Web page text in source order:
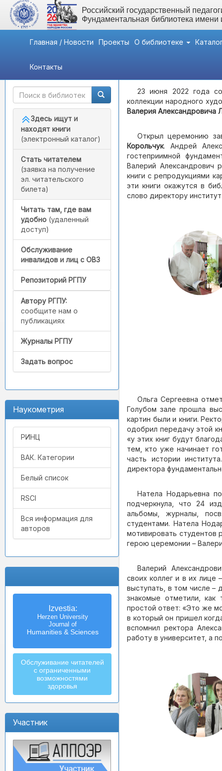
Российский государственный
Фундаментальная библиотека
Главная / Новости Проекты О библиотеке
Контакты
Быстрый доступ
Здесь ищут и
находят книги
(электронный каталог)
Стать читателем
(заявка на получение
эл. читательского
билета)
Читать там, где вам
удобно (удаленный
доступ)
Обслуживание
инвалидов и лиц с ОВЗ
Репозиторий РГПУ
Автору РГПУ:
сообщите нам о
публикациях
Журналы РГПУ
Задать вопрос
Наукометрия
РИНЦ
ВАК. Категории
Белый список
RSCI
Вся информация для
авторов
Izvestia:
Herzen University
Journal of
Humanities & Sciences
Обслуживание читателей
с ограниченными
возможностями
здоровья
Участник
23 июня 2022 года
коллекции народного
Валерия Александровича
Открыл церемонию
Корольчук. Андрей
гостеприимной
Валерий Александрович
книги с репродукциями
эти книги окажутся в
слово директору
Ольга Сергеевна
Голубом зале прошла
картин были и книги.
одобрил передачу этой
«у этих книг будут
тем, кто уже начинает
часть истории
директора
Натела Нодарьевна
подчеркнула, что 24
альбомы, журналы,
студентами. Натела
мотивировать студентов
герою церемонии –
Валерий
своих коллег и в их лице
выступать, в том числе –
знакомые отметили,
простой ответ: «Это же
в который он пришел
вспомнил ректора
работу в университет, а